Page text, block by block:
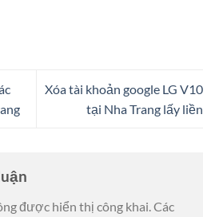
Xóa tài khoản google LG V10
tại Nha Trang lấy liền
được hiển thị công khai. Các